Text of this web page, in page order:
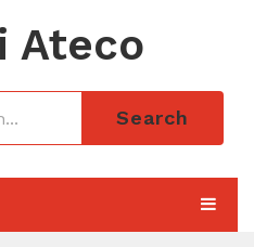
Ateco
Search